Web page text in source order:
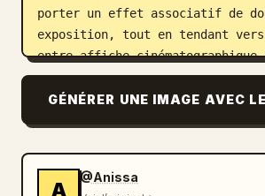
porter un effet associatif de
exposition, tout en tendant
entre affiche cinématographique
illustration onirique à
une perspective atmosphérique
d'espace négatif. La mise en
GÉNÉRER UNE IMAGE AVEC
A
@Anissa